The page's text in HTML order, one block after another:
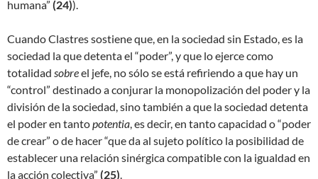
humana” (24)).
Cuando Clastres sostiene que, en la sociedad sin Estado, es la
sociedad la que detenta el “poder”, y que lo ejerce como
totalidad sobreel jefe, no sólo se está refiriendo a que hay un
“control” destinado a conjurar la monopolización del poder y la
división de la sociedad, sino también a que la sociedad detenta
el poder en tantopotentia, es decir, en tanto capacidad o “poder
de crear” o de hacer “que da al sujeto político la posibilidad de
establecer una relación sinérgica compatible con la igualdad en
la acción colectiva” (25).